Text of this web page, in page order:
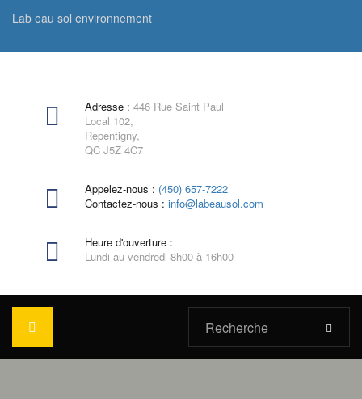
Lab eau sol environnement
Adresse : 446 Rue Saint Paul
Local 102,
Repentigny,
QC J5Z 4C7
Appelez-nous : (450) 657-7222
Contactez-nous : info@labeausol.com
Heure d'ouverture :
Lundi au vendredi 8h00 à 16h00